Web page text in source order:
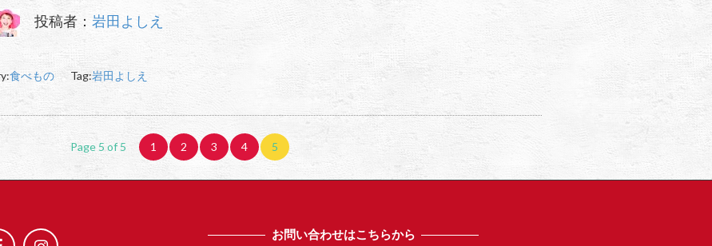
投稿者： 岩田よしえ
食べもの Tag:岩田よしえ
Page 5 of 5 1 2 3 4 5
お問い合わせはこちらから